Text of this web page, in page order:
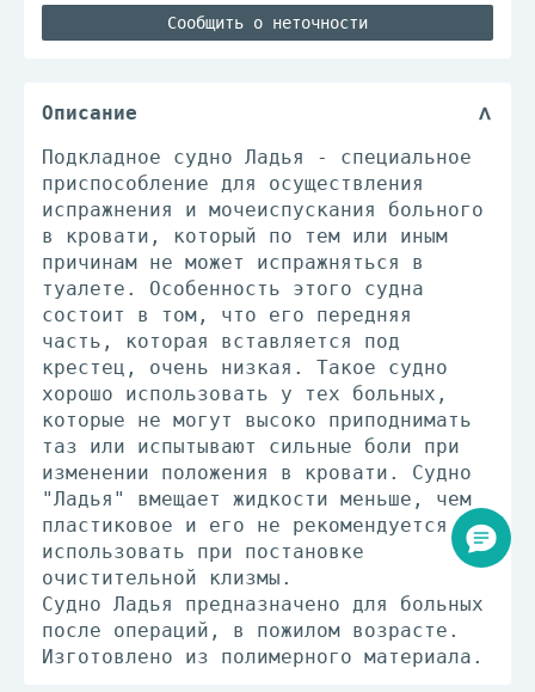
Сообщить о неточности
Описание
Подкладное судно Ладья - специальное
приспособление для осуществления
испражнения и мочеиспускания больного
в кровати, который по тем или иным
причинам не может испражняться в
туалете. Особенность этого судна
состоит в том, что его передняя
часть, которая вставляется под
крестец, очень низкая. Такое судно
хорошо использовать у тех больных,
которые не могут высоко приподнимать
таз или испытывают сильные боли при
изменении положения в кровати. Судно
"Ладья" вмещает жидкости меньше, чем
пластиковое и его не рекомендуется
использовать при постановке
очистительной клизмы.
Судно Ладья предназначено для больных
после операций, в пожилом возрасте.
Изготовлено из полимерного материала.